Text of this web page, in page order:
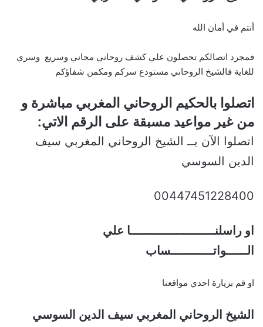
أنتم في أمان الله
فمجرد اتصالكم تحصلون علي كشف روحاني مجاني وسريع وسري
للغاية فالشيخ الروحاني مستودع سركم ومكمن شفاؤكم
اتصلوا بالحكيم الروحاني المغربي مباشرة و
من غير مواعيد مسبقة على الرقم الاتي:
اتصلوا الآن بــ الشيخ الروحاني المغربي سيف
الدين السوسي
00447451228400
او راسلنــــــــــــــــــــــــا علي
الــــــواتــــــــــــساب
او قم بزيارة احدي مواقعنا
الشيخ الروحاني المغربي سيف الدين السوسي